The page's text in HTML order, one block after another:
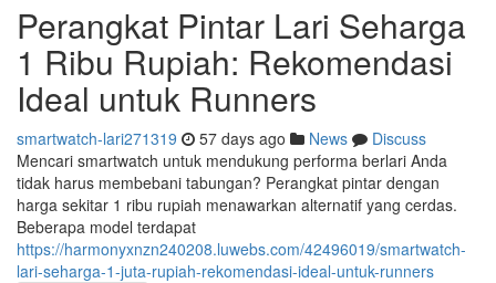
Perangkat Pintar Lari Seharga
1 Ribu Rupiah: Rekomendasi
Ideal untuk Runners
smartwatch-lari271319 57 days ago News
Discuss
Mencari smartwatch untuk mendukung performa berlari Anda
tidak harus membebani tabungan? Perangkat pintar dengan
harga sekitar 1 ribu rupiah menawarkan alternatif yang cerdas.
Beberapa model terdapat
https://harmonyxnzn240208.luwebs.com/42496019/smartwatch-
lari-seharga-1-juta-rupiah-rekomendasi-ideal-untuk-runners